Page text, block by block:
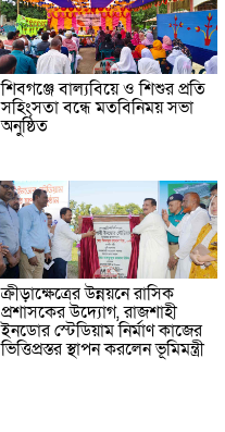
শিবগঞ্জে বাল্যবিয়ে ও শিশুর প্রতি
সহিংসতা বন্ধে মতবিনিময় সভা
অনুষ্ঠিত
ক্রীড়াক্ষেত্রের উন্নয়নে রাসিক
প্রশাসকের উদ্যোগ, রাজশাহী
ইনডোর স্টেডিয়াম নির্মাণ কাজের
ভিত্তিপ্রস্তর স্থাপন করলেন ভূমিমন্ত্রী